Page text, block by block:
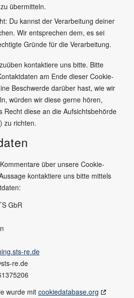
übermitteln.
Du kannst der Verarbeitung deiner
Wir entsprechen dem, es sei
Gründe für die Verarbeitung.
kontaktiere uns bitte. Bitte
am Ende dieser Cookie-
Beschwerde darüber hast, wie wir
würden wir diese gerne hören,
Recht diese an die Aufsichtsbehörde
zu richten.
über unsere Cookie-
kontaktiere uns bitte mittels
GbR
re.de
sts-re.de
wurde mit cookiedatabase.org